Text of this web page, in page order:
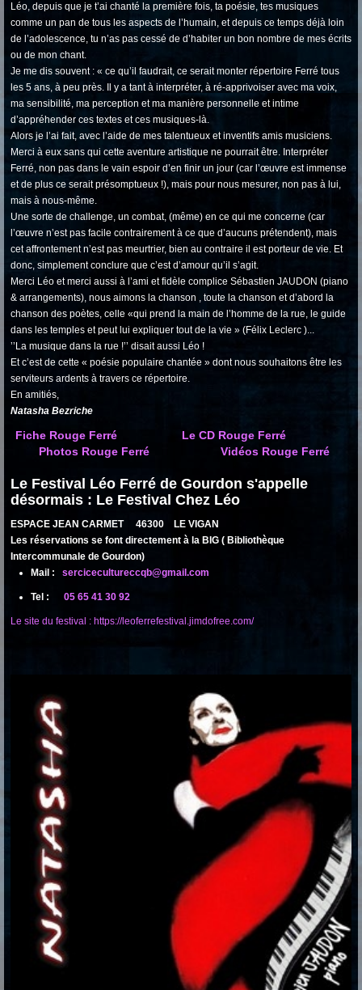
Léo, depuis que je t’ai chanté la première fois, ta poésie, tes musiques
comme un pan de tous les aspects de l’humain, et depuis ce temps déjà loin
de l’adolescence, tu n’as pas cessé de d’habiter un bon nombre de mes écrits
ou de mon chant.
Je me dis souvent : « ce qu’il faudrait, ce serait monter répertoire Ferré tous
les 5 ans, à peu près. Il y a tant à interpréter, à ré-apprivoiser avec ma voix,
ma sensibilité, ma perception et ma manière personnelle et intime
d’appréhender ces textes et ces musiques-là.
Alors je l’ai fait, avec l’aide de mes talentueux et inventifs amis musiciens.
Merci à eux sans qui cette aventure artistique ne pourrait être. Interpréter
Ferré, non pas dans le vain espoir d’en finir un jour (car l’œuvre est immense
et de plus ce serait présomptueux !), mais pour nous mesurer, non pas à lui,
mais à nous-même.
Une sorte de challenge, un combat, (même) en ce qui me concerne (car
l’œuvre n’est pas facile contrairement à ce que d’aucuns prétendent), mais
cet affrontement n’est pas meurtrier, bien au contraire il est porteur de vie. Et
donc, simplement conclure que c’est d’amour qu’il s’agit.
Merci Léo et merci aussi à l’ami et fidèle complice Sébastien JAUDON (piano
& arrangements), nous aimons la chanson , toute la chanson et d’abord la
chanson des poètes, celle «qui prend la main de l’homme de la rue, le guide
dans les temples et peut lui expliquer tout de la vie » (Félix Leclerc )...
’’La musique dans la rue !’’ disait aussi Léo !
Et c’est de cette « poésie populaire chantée » dont nous souhaitons être les
serviteurs ardents à travers ce répertoire.
En amitiés,
Natasha Bezriche
Fiche Rouge Ferré
Le CD Rouge Ferré
Photos Rouge Ferré
Vidéos Rouge Ferré
Le Festival Léo Ferré de Gourdon s'appelle
désormais : Le Festival Chez Léo
ESPACE JEAN CARMET 46300 LE VIGAN
Les réservations se font directement à la BIG ( Bibliothèque
Intercommunale de Gourdon)
Mail : sercicecultureccqb@gmail.com
Tel : 05 65 41 30 92
Le site du festival : https://leoferrefestival.jimdofree.com/